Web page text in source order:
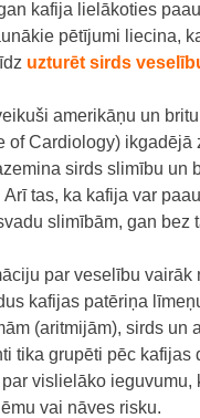
kafija lielākoties
pētījumi liecina,
uzturēt sirds
amerikāņu un
of Cardiology) ikgadējā
sirds slimību un
tas, ka kafija var
slimībām, gan bez
par veselību
kafijas patēriņa
(aritmijām), sirds un
tika grupēti pēc
vislielāko
vai nāves risku.